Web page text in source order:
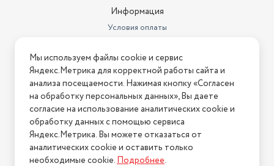
Информация
Условия оплаты
Условия возврата
Нашли ошибку на сайте? Напишите нам
2026 © Интернет-магазин "АстМаркет". У нас есть всё!
Политика конфиденциальности
Мы используем файлы cookie и сервис
Яндекс.Метрика для корректной работы сайта и
анализа посещаемости. Нажимая кнопку «Согласен
на обработку персональных данных», Вы даете
согласие на использование аналитических cookie и
обработку данных с помощью сервиса
Яндекс.Метрика. Вы можете отказаться от
аналитических cookie и оставить только
необходимые cookie.Подробнее.